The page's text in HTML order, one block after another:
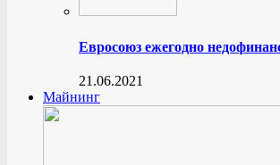
Евросоюз ежегодно
21.06.2021
Майнинг